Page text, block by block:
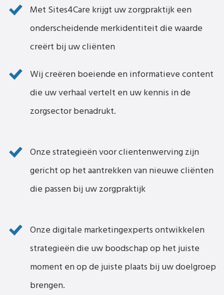
Met Sites4Care krijgt uw zorgpraktijk een
onderscheidende merkidentiteit die waarde
creërt bij uw cliënten
Wij creëren boeiende en informatieve content
die uw verhaal vertelt en uw kennis in de
zorgsector benadrukt.
Onze strategieën voor clientenwerving zijn
gericht op het aantrekken van nieuwe cliënten
die passen bij uw zorgpraktijk
Onze digitale marketingexperts ontwikkelen
strategieën die uw boodschap op het juiste
moment en op de juiste plaats bij uw doelgroep
brengen.